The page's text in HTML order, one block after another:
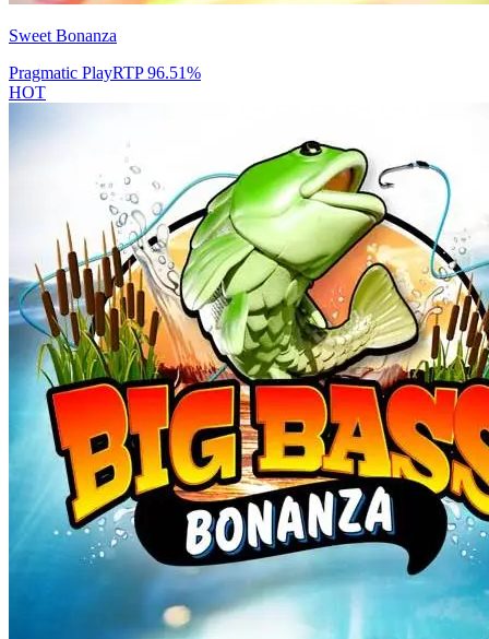
Sweet Bonanza
Pragmatic PlayRTP96.51%
HOT